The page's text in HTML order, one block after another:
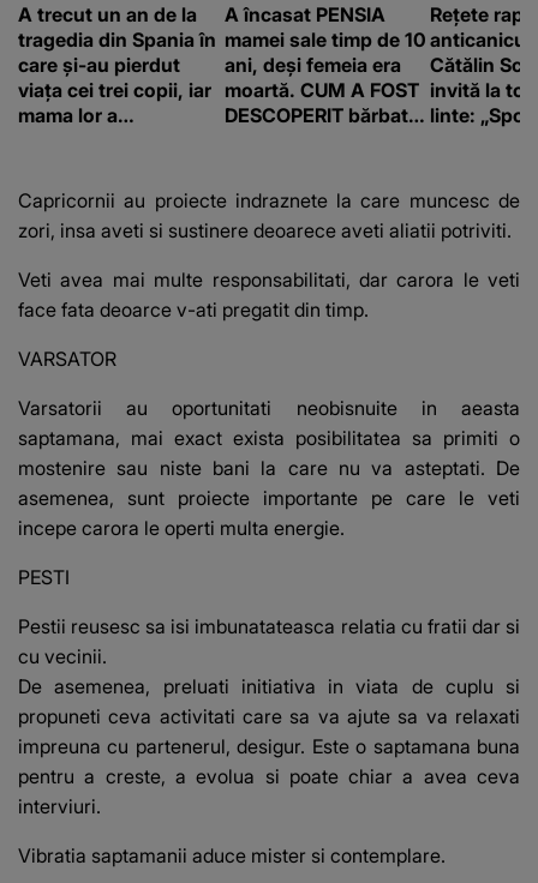
A trecut un an de la
tragedia din Spania în
care și-au pierdut
viața cei trei copii, iar
mama lor a…
A încasat PENSIA
mamei sale timp de 10
ani, deși femeia era
moartă. CUM A FOST
DESCOPERIT bărbatul
banii obținuți? SUMA
E COLOSALĂ
Rețete
Cătălin
invită la
linte: „Spor
Capricornii au proiecte indraznete la care muncesc de
zori, insa aveti si sustinere deoarece aveti aliatii potriviti.
Veti avea mai multe responsabilitati, dar carora le veti
face fata deoarce v-ati pregatit din timp.
VARSATOR
Varsatorii au oportunitati neobisnuite in aeasta
saptamana, mai exact exista posibilitatea sa primiti o
mostenire sau niste bani la care nu va asteptati. De
asemenea, sunt proiecte importante pe care le veti
incepe carora le operti multa energie.
PESTI
Pestii reusesc sa isi imbunatateasca relatia cu fratii dar si
cu vecinii.
De asemenea, preluati initiativa in viata de cuplu si
propuneti ceva activitati care sa va ajute sa va relaxati
impreuna cu partenerul, desigur. Este o saptamana buna
pentru a creste, a evolua si poate chiar a avea ceva
interviuri.
Vibratia saptamanii aduce mister si contemplare.